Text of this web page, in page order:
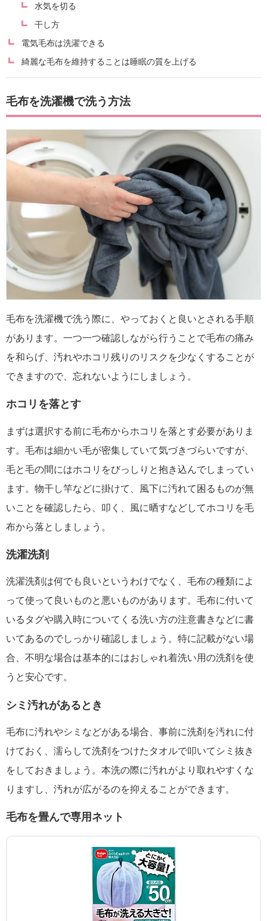
水気を切る
干し方
電気毛布は洗濯できる
綺麗な毛布を維持することは睡眠の質を上げる
毛布を洗濯機で洗う方法
毛布を洗濯機で洗う際に、やっておくと良いとされる手順
があります。一つ一つ確認しながら行うことで毛布の痛み
を和らげ、汚れやホコリ残りのリスクを少なくすることが
できますので、忘れないようにしましょう。
ホコリを落とす
まずは選択する前に毛布からホコリを落とす必要がありま
す。毛布は細かい毛が密集していて気づきづらいですが、
毛と毛の間にはホコリをびっしりと抱き込んでしまってい
ます。物干し竿などに掛けて、風下に汚れて困るものが無
いことを確認したら、叩く、風に晒すなどしてホコリを毛
布から落としましょう。
洗濯洗剤
洗濯洗剤は何でも良いというわけでなく、毛布の種類によ
って使って良いものと悪いものがあります。毛布に付いて
いるタグや購入時についてくる洗い方の注意書きなどに書
いてあるのでしっかり確認しましょう。特に記載がない場
合、不明な場合は基本的にはおしゃれ着洗い用の洗剤を使
うと安心です。
シミ汚れがあるとき
毛布に汚れやシミなどがある場合、事前に洗剤を汚れに付
けておく、濡らして洗剤をつけたタオルで叩いてシミ抜き
をしておきましょう。本洗の際に汚れがより取れやすくな
りますし、汚れが広がるのを抑えることができます。
毛布を畳んで専用ネット